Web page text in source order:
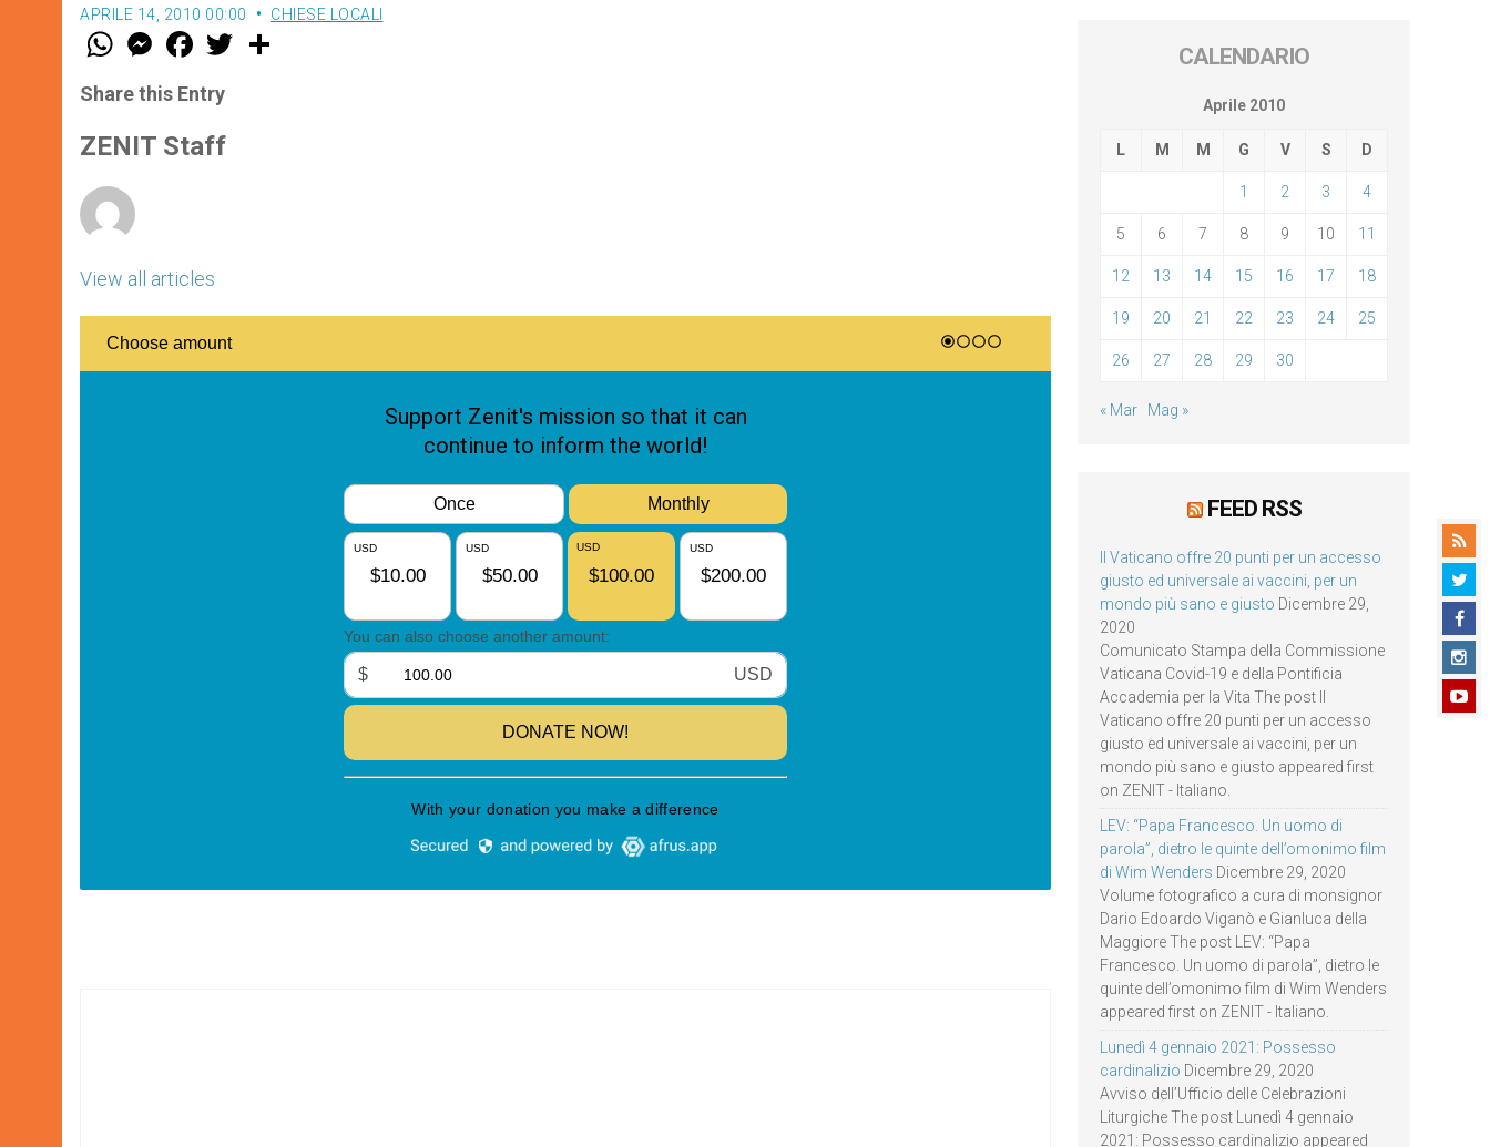
APRILE 14, 2010 00:00 CHIESE LOCALI
W
t
s
p
p
M
e
s
e
g
e
F
a
e
b
o
k
w
Share this Entry
ZENIT Staff
View all articles
CALENDARIO
Aprile 2010
L M M G V S D
1 2 3 4
5 6 7 8 9 10 11
12 13 14 15 16 17 18
19 20 21 22 23 24 25
26 27 28 29 30
« Mar Mag »
FEED RSS
Il Vaticano offre 20 punti per un accesso
giusto ed universale ai vaccini, per un
mondo più sano e giusto Dicembre 29,
2020
Comunicato Stampa della Commissione
Vaticana Covid-19 e della Pontificia
Accademia per la Vita The post Il
Vaticano offre 20 punti per un accesso
giusto ed universale ai vaccini, per un
mondo più sano e giusto appeared first
on ZENIT - Italiano.
LEV: “Papa Francesco. Un uomo di
parola”, dietro le quinte dell’omonimo film
di Wim Wenders Dicembre 29, 2020
Volume fotografico a cura di monsignor
Dario Edoardo Viganò e Gianluca della
Maggiore The post LEV: “Papa
Francesco. Un uomo di parola”, dietro le
quinte dell’omonimo film di Wim Wenders
appeared first on ZENIT - Italiano.
Lunedì 4 gennaio 2021: Possesso
cardinalizio Dicembre 29, 2020
Avviso dell’Ufficio delle Celebrazioni
Liturgiche The post Lunedì 4 gennaio
2021: Possesso cardinalizio appeared